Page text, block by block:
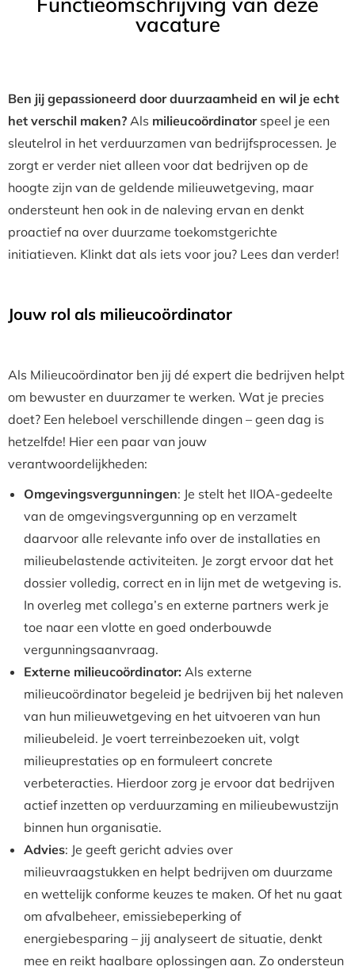
vacature
Ben jij gepassioneerd door duurzaamheid en wil je echt
het verschil maken? Als milieucoördinator speel je een
sleutelrol in het verduurzamen van bedrijfsprocessen. Je
zorgt er verder niet alleen voor dat bedrijven op de
hoogte zijn van de geldende milieuwetgeving, maar
ondersteunt hen ook in de naleving ervan en denkt
proactief na over duurzame toekomstgerichte
initiatieven. Klinkt dat als iets voor jou? Lees dan verder!
Jouw rol als milieucoördinator
Als Milieucoördinator ben jij dé expert die bedrijven helpt
om bewuster en duurzamer te werken. Wat je precies
doet? Een heleboel verschillende dingen – geen dag is
hetzelfde! Hier een paar van jouw
verantwoordelijkheden:
Omgevingsvergunningen: Je stelt het IIOA-gedeelte
van de omgevingsvergunning op en verzamelt
daarvoor alle relevante info over de installaties en
milieubelastende activiteiten. Je zorgt ervoor dat het
dossier volledig, correct en in lijn met de wetgeving is.
In overleg met collega’s en externe partners werk je
toe naar een vlotte en goed onderbouwde
vergunningsaanvraag.
Externe milieucoördinator: Als externe
milieucoördinator begeleid je bedrijven bij het naleven
van hun milieuwetgeving en het uitvoeren van hun
milieubeleid. Je voert terreinbezoeken uit, volgt
milieuprestaties op en formuleert concrete
verbeteracties. Hierdoor zorg je ervoor dat bedrijven
actief inzetten op verduurzaming en milieubewustzijn
binnen hun organisatie.
Advies: Je geeft gericht advies over
milieuvraagstukken en helpt bedrijven om duurzame
en wettelijk conforme keuzes te maken. Of het nu gaat
om afvalbeheer, emissiebeperking of
energiebesparing – jij analyseert de situatie, denkt
mee en reikt haalbare oplossingen aan. Zo ondersteun